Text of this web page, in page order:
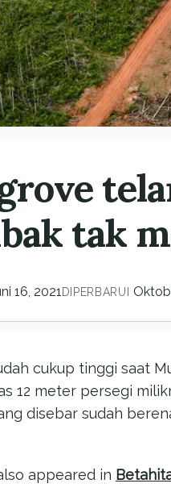
tak
16, 2021DIPERBARUI
cukup tinggi saat
12 meter persegi
disebar sudah
appeared in